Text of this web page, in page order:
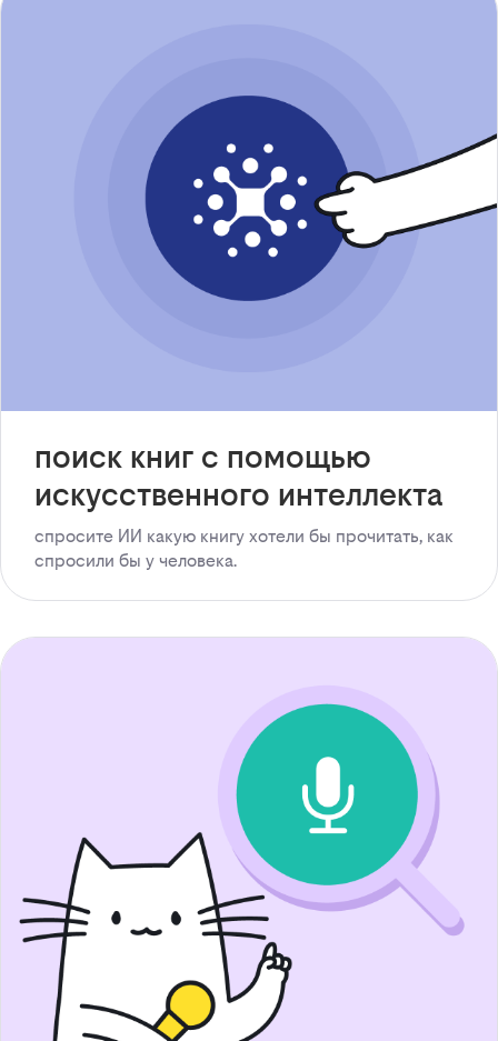
поиск книг с помощью
искусственного интеллекта
спросите ИИ какую книгу хотели бы прочитать, как
спросили бы у человека.